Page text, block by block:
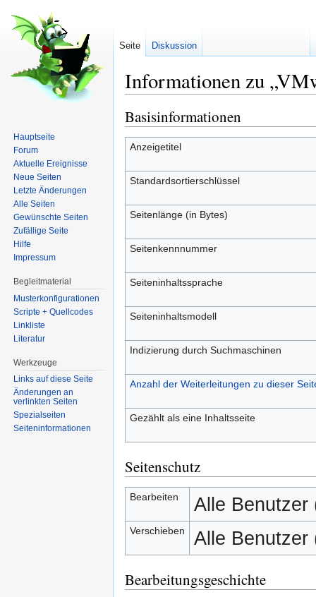
Informationen zu
Basisinformationen
Anzeigetitel
Standardsortierschlüssel
Seitenlänge (in Bytes)
Seitenkennnummer
Seiteninhaltssprache
Seiteninhaltsmodell
Indizierung durch Suchmaschinen
Anzahl der Weiterleitungen zu dieser
Gezählt als eine Inhaltsseite
Seitenschutz
Bearbeiten Alle Benutzer
Verschieben Alle Benutzer
Bearbeitungsgeschichte
Seite Diskussion
Hauptseite
Forum
Aktuelle Ereignisse
Neue Seiten
Letzte Änderungen
Alle Seiten
Gewünschte Seiten
Zufällige Seite
Hilfe
Impressum
Begleitmaterial
Musterkonfigurationen
Scripte + Quellcodes
Linkliste
Literatur
Werkzeuge
Links auf diese Seite
Änderungen an
verlinkten Seiten
Spezialseiten
Seiten­informationen